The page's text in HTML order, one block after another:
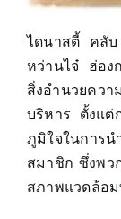
ไดนาสตี้ คลับ
หว่านไจ๋ ฮ่อง
สิ่งอำนวยคว
บริหาร ตั้งแต่
ภูมิใจในการน
สมาชิก ซึ่งพว
สภาพแวดล้อ